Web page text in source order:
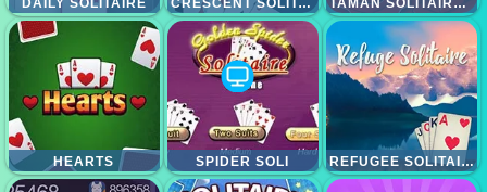
DAILY SOLITAIRE CRESCENT SOLITAIRE TAMAN SOLITAIRE TRIPEAKS
HEARTS SPIDER SOLI REFUGEE SOLITAIRE